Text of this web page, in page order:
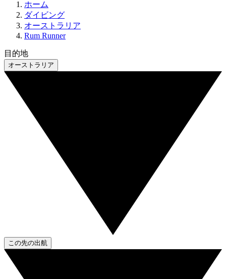
ホーム
ダイビング
オーストラリア
Rum Runner
目的地
オーストラリア
この先の出航